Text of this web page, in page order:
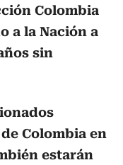
Colombia
a la Nación a
sin
Colombia en
estarán